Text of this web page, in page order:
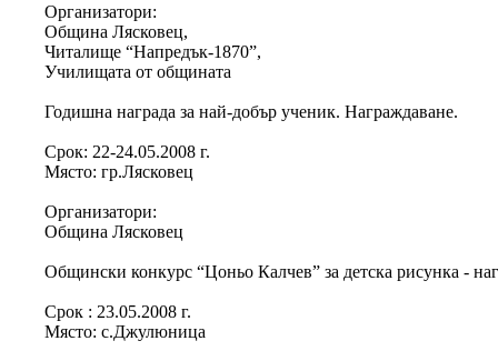
Организатори:
Община Лясковец,
Читалище “Напредък-1870”,
Училищата от общината
Годишна награда за най-добър ученик. Награждаване.
Срок: 22-24.05.2008 г.
Място: гр.Лясковец
Организатори:
Община Лясковец
Общински конкурс “Цоньо Калчев” за детска рисунка -
Срок : 23.05.2008 г.
Място: с.Джулюница